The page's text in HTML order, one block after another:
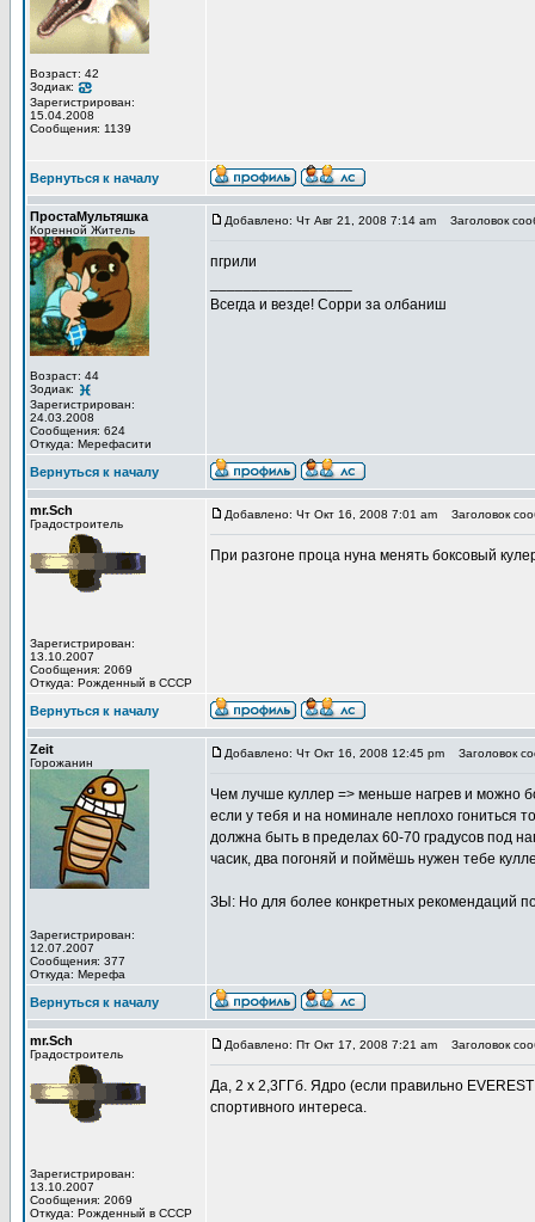
Возраст: 42
Зодиак:
Зарегистрирован:
15.04.2008
Сообщения: 1139
Вернуться к началу
ПростаМультяшка
Коренной Житель
Возраст: 44
Зодиак:
Зарегистрирован:
24.03.2008
Сообщения: 624
Откуда: Мерефасити
Добавлено: Чт Авг 21, 2008 7:14 am Заголовок
пгрили
Всегда и везде! Сорри за олбаниш
Вернуться к началу
mr.Sch
Градостроитель
Зарегистрирован:
13.10.2007
Сообщения: 2069
Откуда: Рожденный в СССР
Добавлено: Чт Окт 16, 2008 7:01 am Заголовок
При разгоне проца нуна менять боксовый
Вернуться к началу
Zeit
Горожанин
Зарегистрирован:
12.07.2007
Сообщения: 377
Откуда: Мерефа
Добавлено: Чт Окт 16, 2008 12:45 pm Заголовок
Чем лучше куллер => меньше нагрев и можно
если у тебя и на номинале неплохо гониться
должна быть в пределах 60-70 градусов под
часик, два погоняй и поймёшь нужен тебе
ЗЫ: Но для более конкретных рекомендаций
Вернуться к началу
mr.Sch
Градостроитель
Зарегистрирован:
13.10.2007
Сообщения: 2069
Откуда: Рожденный в СССР
Добавлено: Пт Окт 17, 2008 7:21 am Заголовок
Да, 2 х 2,3ГГб. Ядро (если правильно
спортивного интереса.